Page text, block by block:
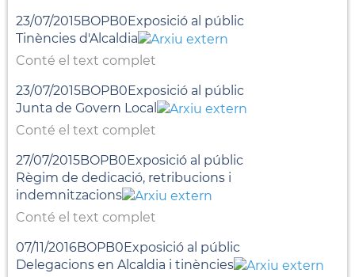
23/07/2015BOPB0Exposició al públic
Tinències d'Alcaldia
Conté el text complet
23/07/2015BOPB0Exposició al públic
Junta de Govern Local
Conté el text complet
27/07/2015BOPB0Exposició al públic
Règim de dedicació, retribucions i
indemnitzacions
Conté el text complet
07/11/2016BOPB0Exposició al públic
Delegacions en Alcaldia i tinències